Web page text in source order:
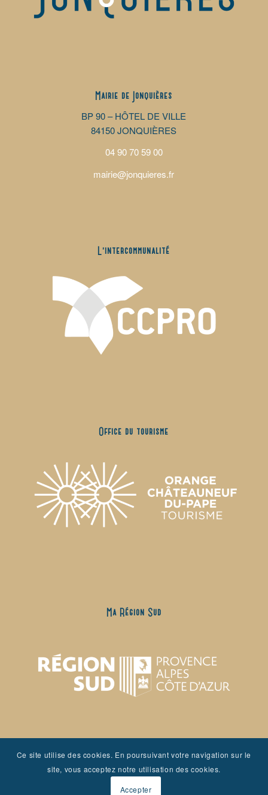
Mairie de Jonquières
BP 90 – HÔTEL DE VILLE
84150 JONQUIÈRES
04 90 70 59 00
mairie@jonquieres.fr
L’intercommunalité
Office du tourisme
Ma Région Sud
Ce site utilise des cookies. En poursuivant votre navigation sur le
site, vous acceptez notre utilisation des cookies.
Accepter